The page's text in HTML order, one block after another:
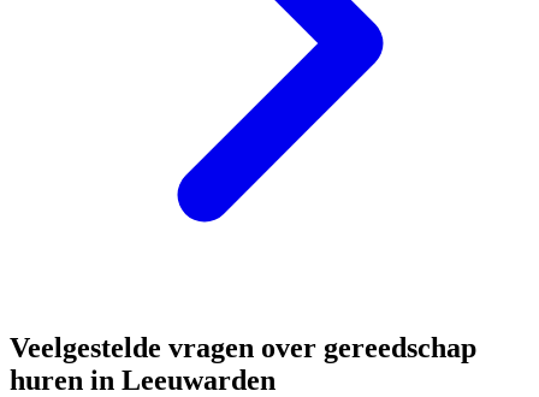
Veelgestelde vragen over gereedschap
huren in Leeuwarden